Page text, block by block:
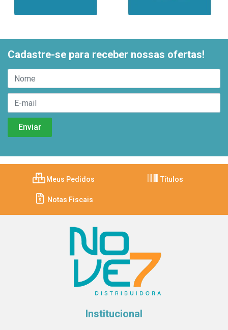
Cadastre-se para receber nossas ofertas!
Meus Pedidos Títulos
Notas Fiscais
Institucional